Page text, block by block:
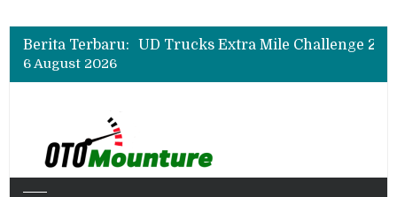
Berita Terbaru:
6 August 2026